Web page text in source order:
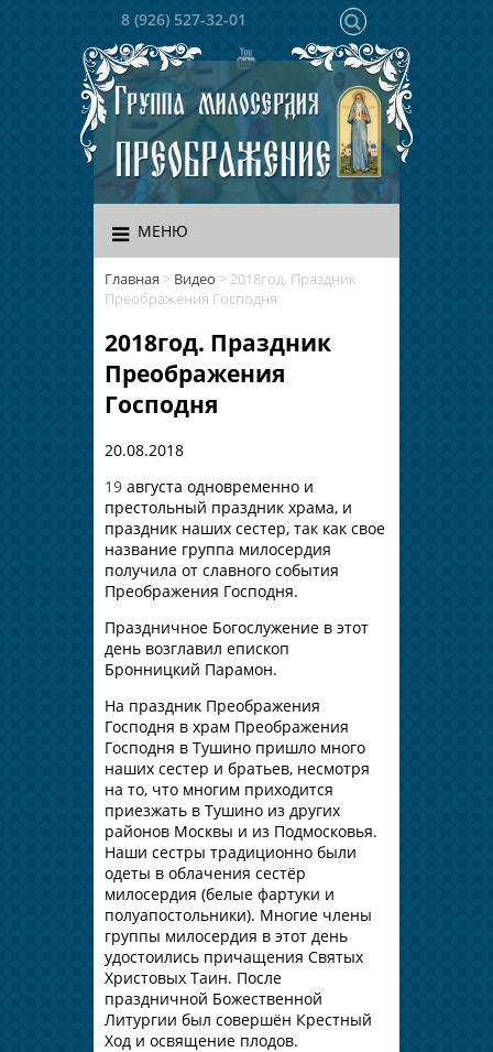
8 (926) 527-32-01
МЕНЮ
Главная > Видео > 2018год. Праздник
Преображения Господня
2018год. Праздник
Преображения
Господня
20.08.2018
19 августа одновременно и
престольный праздник храма, и
праздник наших сестер, так как свое
название группа милосердия
получила от славного события
Преображения Господня.
Праздничное Богослужение в этот
день возглавил епископ
Бронницкий Парамон.
На праздник Преображения
Господня в храм Преображения
Господня в Тушино пришло много
наших сестер и братьев, несмотря
на то, что многим приходится
приезжать в Тушино из других
районов Москвы и из Подмосковья.
Наши сестры традиционно были
одеты в облачения сестёр
милосердия (белые фартуки и
полуапостольники). Многие члены
группы милосердия в этот день
удостоились причащения Святых
Христовых Таин. После
праздничной Божественной
Литургии был совершён Крестный
Ход и освящение плодов.